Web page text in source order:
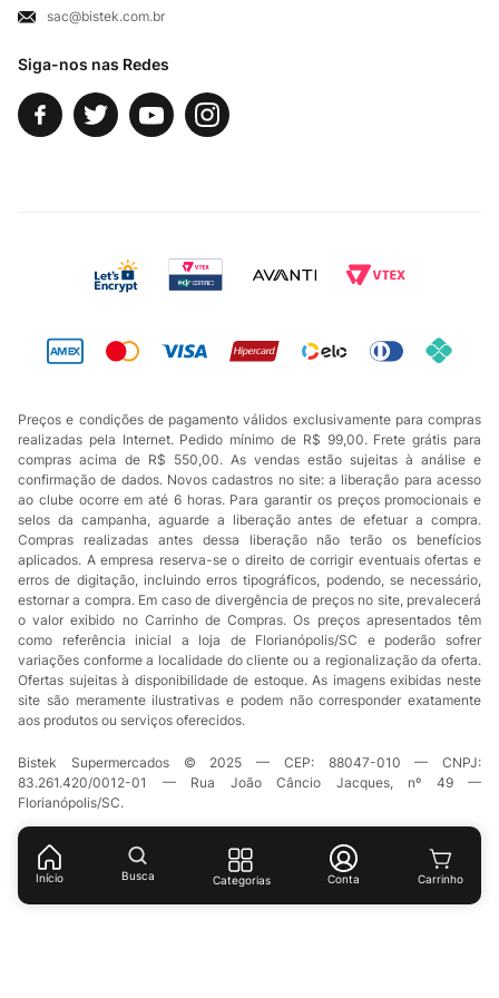
Início Busca Categorias Conta
Siga-nos nas Redes
Fale Conosco
sac@bistek.com.br
Preços e condições de pagamento válidos exclusivamente para compras
realizadas pela Internet. Pedido mínimo de R$ 99,00. Frete grátis para
compras acima de R$ 550,00. As vendas estão sujeitas à análise e
confirmação de dados. Novos cadastros no site: a liberação para acesso
ao clube ocorre em até 6 horas. Para garantir os preços promocionais e
selos da campanha, aguarde a liberação antes de efetuar a compra.
Compras realizadas antes dessa liberação não terão os benefícios
aplicados. A empresa reserva-se o direito de corrigir eventuais ofertas e
erros de digitação, incluindo erros tipográficos, podendo, se necessário,
estornar a compra. Em caso de divergência de preços no site, prevalecerá
o valor exibido no Carrinho de Compras. Os preços apresentados têm
como referência inicial a loja de Florianópolis/SC e poderão sofrer
variações conforme a localidade do cliente ou a regionalização da oferta.
Ofertas sujeitas à disponibilidade de estoque. As imagens exibidas neste
site são meramente ilustrativas e podem não corresponder exatamente
aos produtos ou serviços oferecidos.
Bistek Supermercados © 2025 — CEP: 88047-010 — CNPJ:
83.261.420/0012-01 — Rua João Câncio Jacques, nº 49 —
Florianópolis/SC.